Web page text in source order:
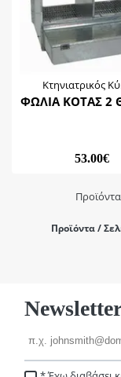
Κτηνιατρικός
ΦΩΛΙΑ ΚΟΤΑΣ 2
53.00€
Προϊόντα /